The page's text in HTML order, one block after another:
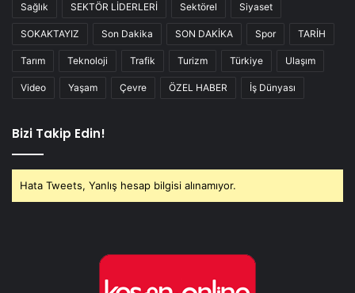
Sağlık SEKTÖR LİDERLERİ Sektörel Siyaset
SOKAKTAYIZ Son Dakika SON DAKİKA Spor TARİH
Tarım Teknoloji Trafik Turizm Türkiye Ulaşım
Video Yaşam Çevre ÖZEL HABER İş Dünyası
Bizi Takip Edin!
Hata Tweets, Yanlış hesap bilgisi alınamıyor.